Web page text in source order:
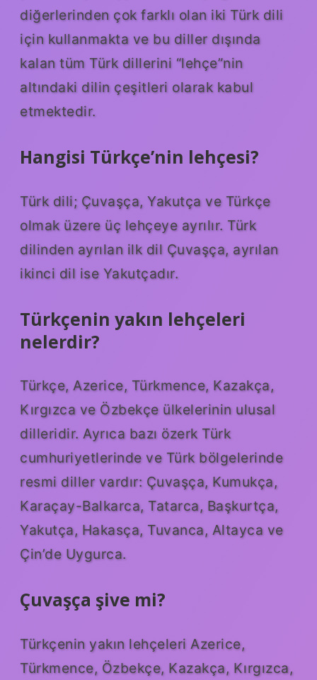
diğerlerinden çok farklı olan iki Türk dili
için kullanmakta ve bu diller dışında
kalan tüm Türk dillerini “lehçe”nin
altındaki dilin çeşitleri olarak kabul
etmektedir.
Hangisi Türkçe’nin lehçesi?
Türk dili; Çuvaşça, Yakutça ve Türkçe
olmak üzere üç lehçeye ayrılır. Türk
dilinden ayrılan ilk dil Çuvaşça, ayrılan
ikinci dil ise Yakutçadır.
Türkçenin yakın lehçeleri
nelerdir?
Türkçe, Azerice, Türkmence, Kazakça,
Kırgızca ve Özbekçe ülkelerinin ulusal
dilleridir. Ayrıca bazı özerk Türk
cumhuriyetlerinde ve Türk bölgelerinde
resmi diller vardır: Çuvaşça, Kumukça,
Karaçay-Balkarca, Tatarca, Başkurtça,
Yakutça, Hakasça, Tuvanca, Altayca ve
Çin’de Uygurca.
Çuvaşça şive mi?
Türkçenin yakın lehçeleri Azerice,
Türkmence, Özbekçe, Kazakça, Kırgızca,